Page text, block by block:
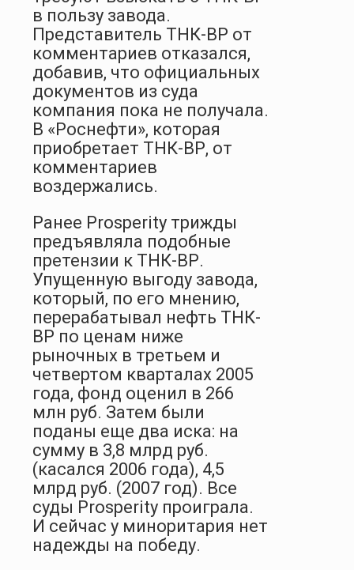
в пользу завода.
Представитель ТНК-ВР от
комментариев отказался,
добавив, что официальных
документов из суда
компания пока не получала.
В «Роснефти», которая
приобретает ТНК-ВР, от
комментариев
воздержались.
Ранее Prosperity трижды
предъявляла подобные
претензии к ТНК-ВР.
Упущенную выгоду завода,
который, по его мнению,
перерабатывал нефть ТНК-
ВР по ценам ниже
рыночных в третьем и
четвертом кварталах 2005
года, фонд оценил в 266
млн руб. Затем были
поданы еще два иска: на
сумму в 3,8 млрд руб.
(касался 2006 года), 4,5
млрд руб. (2007 год). Все
суды Prosperity проиграла.
И сейчас у миноритария нет
надежды на победу.